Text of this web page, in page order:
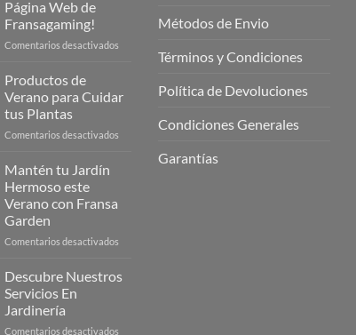
Página Web de
Fransagaming!
Comentarios desactivados
Página
Productos de
Verano para Cuidar
tus Plantas
Comentarios desactivados
Mantén tu Jardín
Hermoso este
Verano con Fransa
Garden
Comentarios desactivados
Jardín
Descubre Nuestros
Servicios En
Jardinería
Comentarios desactivados
Métodos de Envio
Términos y Condiciones
Política de Devoluciones
Condiciones Generales
Garantías